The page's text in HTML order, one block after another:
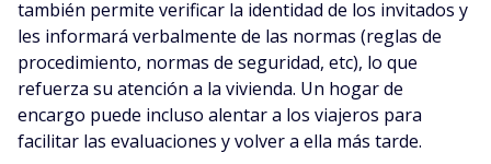
también permite verificar la identidad de los invitados y
les informará verbalmente de las normas (reglas de
procedimiento, normas de seguridad, etc), lo que
refuerza su atención a la vivienda. Un hogar de
encargo puede incluso alentar a los viajeros para
facilitar las evaluaciones y volver a ella más tarde.